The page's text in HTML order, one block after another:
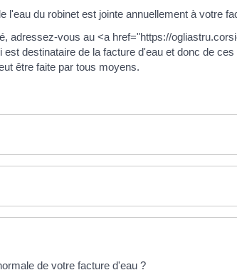
l'eau du robinet est jointe annuellement à votre
adressez-vous au <a href="https://
destinataire de la facture d'eau et donc de
être faite par tous moyens.
de votre facture d'eau ?